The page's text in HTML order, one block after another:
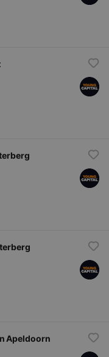
Apeldoorn